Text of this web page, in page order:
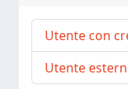
Utente con
Utente